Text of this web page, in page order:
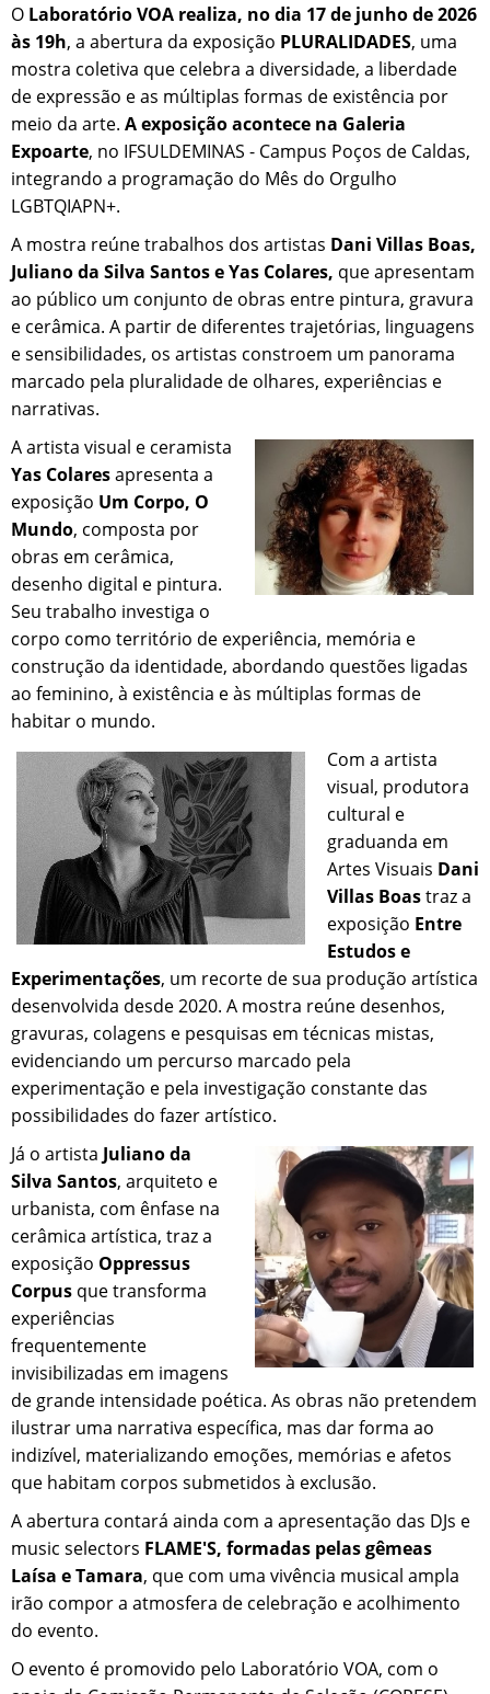
O Laboratório VOA realiza, no dia 17 de junho de 2026
às 19h, a abertura da exposição PLURALIDADES, uma
mostra coletiva que celebra a diversidade, a liberdade
de expressão e as múltiplas formas de existência por
meio da arte. A exposição acontece na Galeria
Expoarte, no IFSULDEMINAS - Campus Poços de Caldas,
integrando a programação do Mês do Orgulho
LGBTQIAPN+.
A mostra reúne trabalhos dos artistas Dani Villas Boas,
Juliano da Silva Santos e Yas Colares, que apresentam
ao público um conjunto de obras entre pintura, gravura
e cerâmica. A partir de diferentes trajetórias, linguagens
e sensibilidades, os artistas constroem um panorama
marcado pela pluralidade de olhares, experiências e
narrativas.
A artista visual e ceramista
Yas Colaresapresenta a
exposição Um Corpo, O
Mundo, composta por
obras em cerâmica,
desenho digital e pintura.
Seu trabalho investiga o
corpo como território de experiência, memória e
construção da identidade, abordando questões ligadas
ao feminino, à existência e às múltiplas formas de
habitar o mundo.
Com a artista
visual, produtora
cultural e
graduanda em
Artes Visuais Dani
Villas Boastraz a
exposição Entre
Estudos e
Experimentações, um recorte de sua produção artística
desenvolvida desde 2020. A mostra reúne desenhos,
gravuras, colagens e pesquisas em técnicas mistas,
evidenciando um percurso marcado pela
experimentação e pela investigação constante das
possibilidades do fazer artístico.
Já o artista Juliano da
Silva Santos, arquiteto e
urbanista, com ênfase na
cerâmica artística, traz a
exposição Oppressus
Corpus que transforma
experiências
frequentemente
invisibilizadas em imagens
de grande intensidade poética. As obras não pretendem
ilustrar uma narrativa específica, mas dar forma ao
indizível, materializando emoções, memórias e afetos
que habitam corpos submetidos à exclusão.
A abertura contará ainda com a apresentação das DJs e
music selectors FLAME'S, formadas pelas gêmeas
Laísa e Tamara, que com uma vivência musical ampla
irão compor a atmosfera de celebração e acolhimento
do evento.
O evento é promovido pelo Laboratório VOA, com o